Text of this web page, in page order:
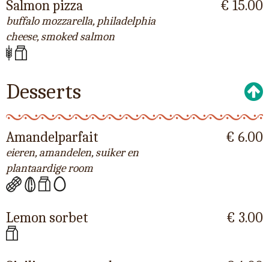
Salmon pizza
buffalo mozzarella, philadelphia
cheese, smoked salmon
€ 15.00
Desserts
Amandelparfait
eieren, amandelen, suiker en
plantaardige room
€ 6.00
Lemon sorbet € 3.00